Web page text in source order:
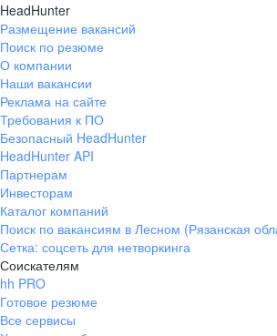
HeadHunter
Размещение вакансий
Поиск по резюме
О компании
Наши вакансии
Реклама на сайте
Требования к ПО
Безопасный HeadHunter
HeadHunter API
Партнерам
Инвесторам
Каталог компаний
Поиск по вакансиям в Лесном (Рязанская
Сетка: соцсеть для нетворкинга
Соискателям
hh PRO
Готовое резюме
Все сервисы